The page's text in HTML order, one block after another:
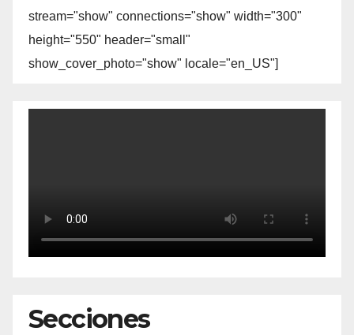
stream="show" connections="show" width="300"
height="550" header="small"
show_cover_photo="show" locale="en_US"]
Secciones